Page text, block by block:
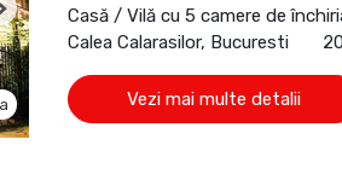
Casă / Vilă cu 5 camere de
Calea Calarasilor, Bucuresti
Vezi mai multe detalii